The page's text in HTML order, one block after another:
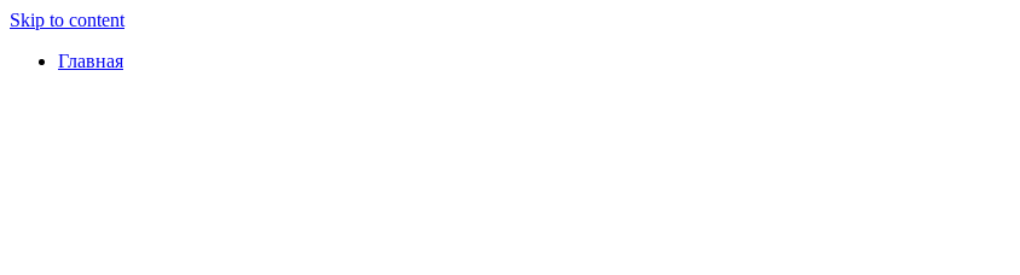
Skip to content
Главная